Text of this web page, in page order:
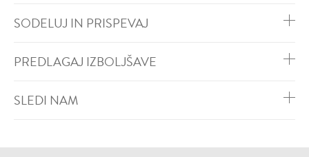
VŠEČNO (5) VŠEČNO (4)
SODELUJ IN PRISPEVAJ
PREDLAGAJ IZBOLJŠAVE
SLEDI NAM